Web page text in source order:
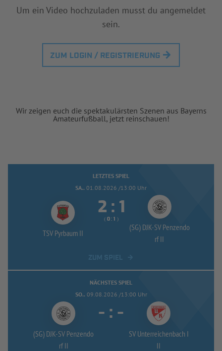
Um ein Video hochzuladen musst du angemeldet
sein.
ZUM LOGIN / REGISTRIERUNG
Wir zeigen euch die spektakulärsten Szenen aus Bayerns
Amateurfußball, jetzt reinschauen!
LETZTES SPIEL
SA.. 01.08.2026 /13:00 Uhr
TSV Pyrbaum II
 : 
( :  )
(SG) DJK-SV Penzendo
rf II
NÄCHSTES SPIEL
SO.. 09.08.2026 /13:00 Uhr
(SG) DJK-SV Penzendo
rf II
- : -
SV Unterreichenbach I
II